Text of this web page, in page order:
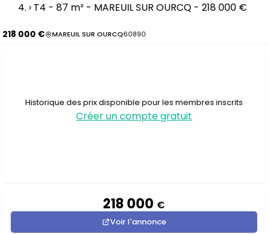
› T4 - 87 m² - MAREUIL SUR OURCQ - 218 000 €
218 000 € MAREUIL SUR OURCQ60890
Historique des prix disponible pour les membres inscrits
Créer un compte gratuit
218 000 €
Voir l'annonce